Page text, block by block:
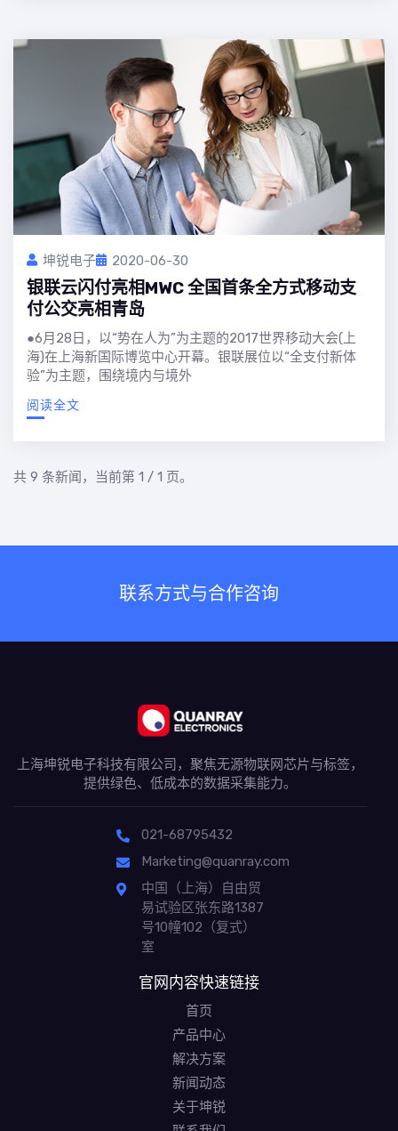
坤锐电子 2020-06-30
银联云闪付亮相MWC 全国首条全方式移动支
付公交亮相青岛
●6月28日，以“势在人为”为主题的2017世界移动大会(上
海)在上海新国际博览中心开幕。银联展位以“全支付新体
验”为主题，围绕境内与境外
阅读全文
共 9 条新闻，当前第 1 / 1 页。
联系方式与合作咨询
上海坤锐电子科技有限公司，聚焦无源物联网芯片与标签，
提供绿色、低成本的数据采集能力。
021-68795432
Marketing@quanray.com
中国（上海）自由贸
易试验区张东路1387
号10幢102（复式）
室
官网内容快速链接
首页
产品中心
解决方案
新闻动态
关于坤锐